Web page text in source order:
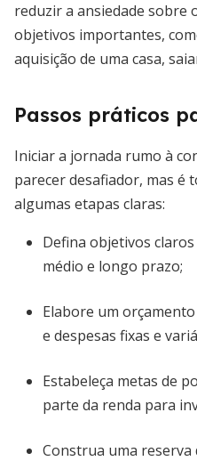
reduzir a ansiedade
objetivos importantes,
aquisição de uma casa,
Passos práticos
Iniciar a jornada rumo à
parecer desafiador, mas é
algumas etapas claras:
Defina objetivos
médio e longo prazo;
Elabore um
e despesas fixas e
Estabeleça metas de
parte da renda para
Construa uma reserva